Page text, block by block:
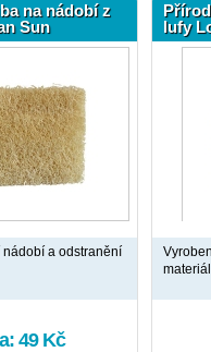
na nádobí z
Sun
nádobí a odstranění
49 Kč
lufy